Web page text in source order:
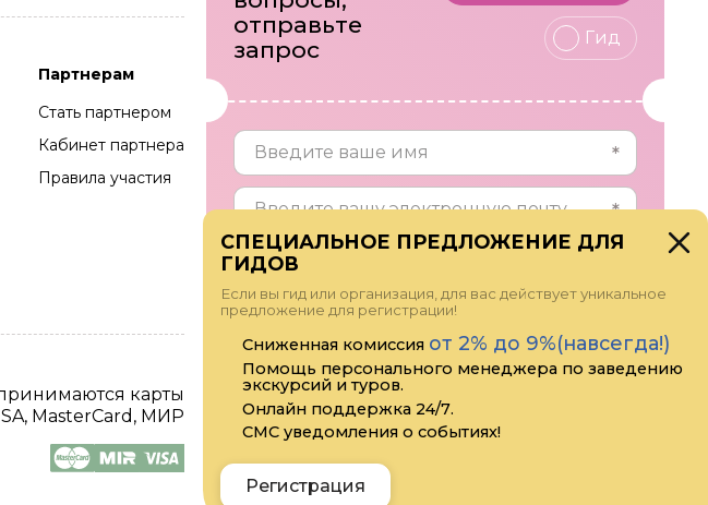
Партнерам
Стать партнером
Кабинет партнера
Правила участия
карты
MasterCard, МИР
отправьте
запрос
Гид
Прикрепить файл
персональных данных
СПЕЦИАЛЬНОЕ ПРЕДЛОЖЕНИЕ ДЛЯ
ГИДОВ
Если вы гид или организация, для вас действует уникальное
предложение для регистрации!
Сниженная комиссия от 2% до 9%(навсегда!)
Помощь персонального менеджера по заведению
экскурсий и туров.
Онлайн поддержка 24/7.
СМС уведомления о событиях!
Регистрация